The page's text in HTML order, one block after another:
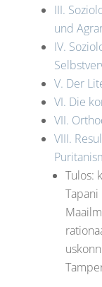
III.
und
IV.
V. Der
VI. Die
VII.
VIII.
Tulos: